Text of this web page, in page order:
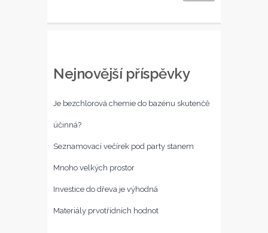
Nejnovější příspěvky
Je bezchlorová chemie do bazénu skutenčě
účinná?
Seznamovací večírek pod party stanem
Mnoho velkých prostor
Investice do dřeva je výhodná
Materiály prvotřídních hodnot